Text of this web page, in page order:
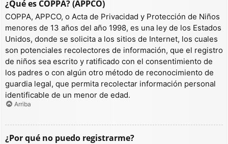
¿Qué es COPPA? (APPCO)
COPPA, APPCO, o Acta de Privacidad y Protección de Niños
menores de 13 años del año 1998, es una ley de los Estados
Unidos, donde se solicita a los sitios de Internet, los cuales
son potenciales recolectores de información, que el registro
de niños sea escrito y ratificado con el consentimiento de
los padres o con algún otro método de reconocimiento de
guardia legal, que permita recolectar información personal
identificable de un menor de edad.
Arriba
¿Por qué no puedo registrarme?